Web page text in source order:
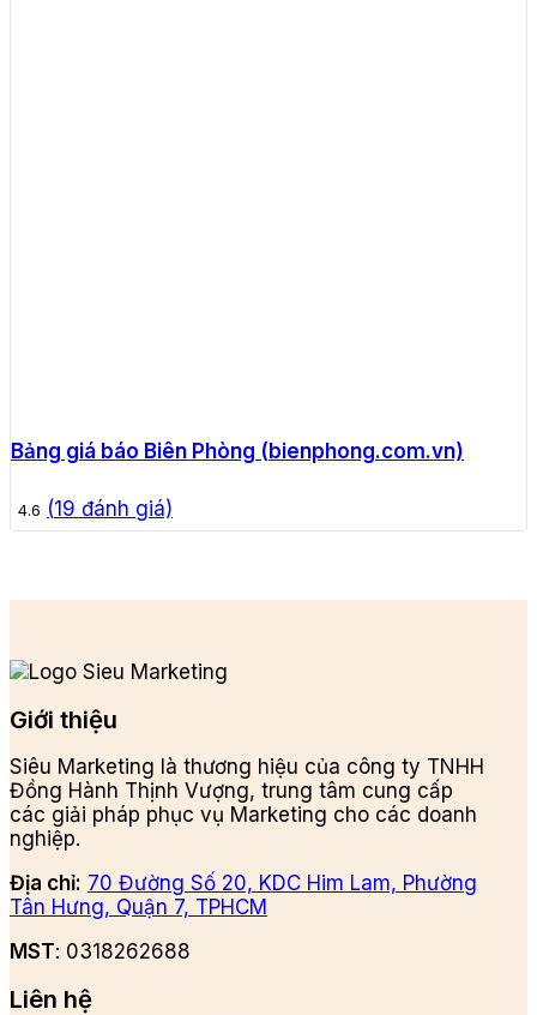
Bảng giá báo Biên Phòng (bienphong.com.vn)
4.6 (19 đánh giá)
Giới thiệu
Siêu Marketing là thương hiệu của công ty TNHH
Đồng Hành Thịnh Vượng, trung tâm cung cấp
các giải pháp phục vụ Marketing cho các doanh
nghiệp.
Địa chỉ: 70 Đường Số 20, KDC Him Lam, Phường
Tân Hưng, Quận 7, TPHCM
MST: 0318262688
Liên hệ